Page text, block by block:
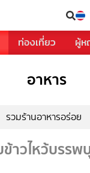
ท่องเที่ยว ผู้
อาหาร
รวมร้านอาหารอร่อย
าวไหว้บรรพ